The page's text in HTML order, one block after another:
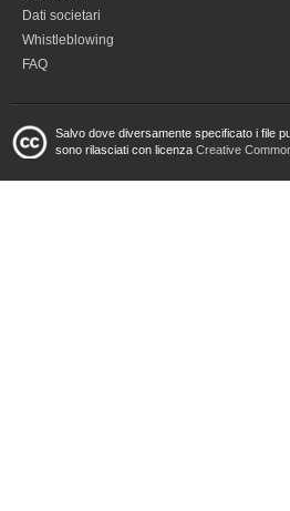
Dati societari
Whistleblowing
FAQ
Salvo dove diversamente specificato i file
sono rilasciati con licenza Creative